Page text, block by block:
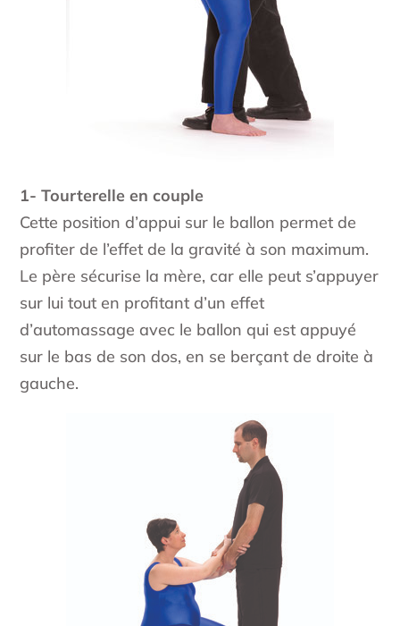
1- Tourterelle en couple
Cette position d’appui sur le ballon permet de
profiter de l’effet de la gravité à son maximum.
Le père sécurise la mère, car elle peut s’appuyer
sur lui tout en profitant d’un effet
d’automassage avec le ballon qui est appuyé
sur le bas de son dos, en se berçant de droite à
gauche.